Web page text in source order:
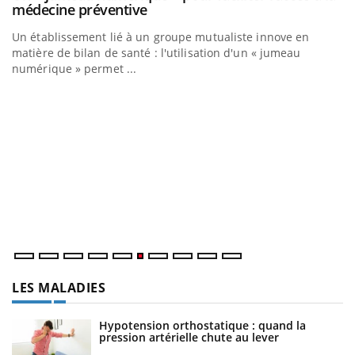
médecine préventiveYoutube
Un établissement lié à un groupe mutualiste innove en
matière de bilan de santé : l'utilisation d'un « jumeau
numérique » permet ...
LES MALADIES
Hypotension orthostatique : quand la
pression artérielle chute au lever